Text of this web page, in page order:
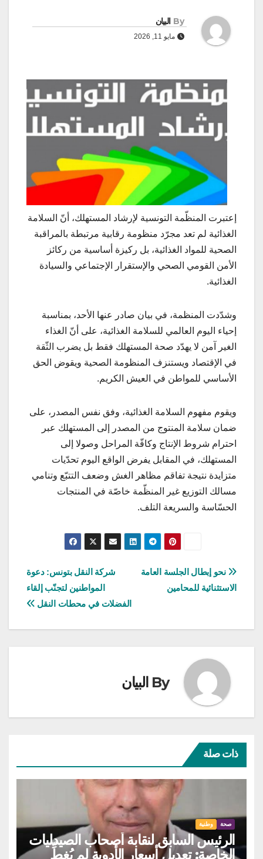
By البيان
مايو 11, 2026
إعتبرت المنظّمة التونسية لإرشاد المستهلك، أنّ السلامة
الغذائية لم تعد مجرّد منظومة رقابية مرتبطة بالمراقبة
الصحية للمواد الغذائية، بل ركيزة أساسية من ركائز
الأمن القومي الصحي والإستقرار الإجتماعي والسيادة
الغذائية.
وشدّدت المنظمة، في بيان صادر عنها الأحد، بمناسبة
إحياء اليوم العالمي للسلامة الغذائية، على أنّ الغذاء
الغير آمن لا يهدّد صحة المستهلك فقط بل يضرب الثّقة
في الإقتصاد ويستنزف المنظومة الصحية ويقوض الحق
الأساسي للمواطن في العيش الكريم.
ويقوم مفهوم السلامة الغذائية، وفق نفس المصدر، على
ضمان سلامة المنتوج من المصدر إلى المستهلك عبر
احترام شروط الإنتاج وكافّة المراحل وصولا إلى
المستهلك، في المقابل يفرض الواقع اليوم تحدّيات
متزايدة نتيجة تفاقم مظاهر الغش وضعف التتبّع وتنامي
مسالك التوزيع غير المنظّمة خاصّة في المنتجات
الحسّاسة والسريعة التلف.
تصفّح
المقالات
شركة النقل بتونس: دعوة
المواطنين لتجنّب إلقاء
الفضلات في محطات النقل
نحو إبطال الجلسة العامة
الاستثنائية للمحامين
By البيان
ذات صلة
صحة وطنية
الرئيس السابق لنقابة أصحاب الصيدليات
الخاصة: تعديل أسعار الأدوية لم يُغطِّ